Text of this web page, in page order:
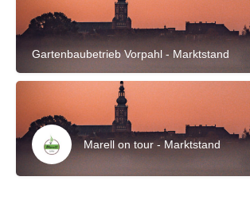
Gartenbaubetrieb Vorpahl - Marktstand
Marell on tour - Marktstand